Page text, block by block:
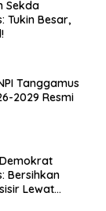
Sekda
Tukin Besar,
Tanggamus
2029 Resmi
Bersihkan
Lewat